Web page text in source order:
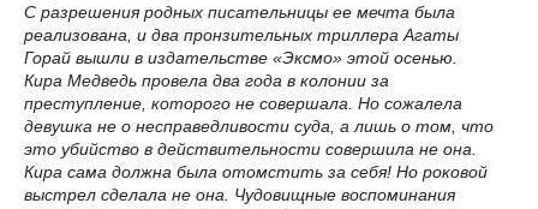
С разрешения родных писательницы ее мечта была
реализована, и два пронзительных триллера Агаты
Горай вышли в издательстве «Эксмо» этой осенью.
Кира Медведь провела два года в колонии за
преступление, которого не совершала. Но сожалела
девушка не о несправедливости суда, а лишь о том, что
это убийство в действительности совершила не она.
Кира сама должна была отомстить за себя! Но роковой
выстрел сделала не она. Чудовищные воспоминания